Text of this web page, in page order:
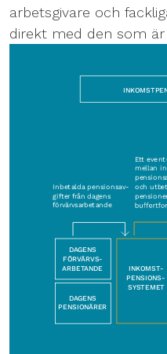
arbetsgivare och
direkt med den som är